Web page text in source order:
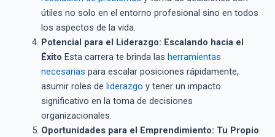
útiles no solo en el entorno profesional sino en todos
los aspectos de la vida.
Potencial para el Liderazgo: Escalando hacia el
Éxito Esta carrera te brinda las herramientas
necesarias para escalar posiciones rápidamente,
asumir roles de liderazgo y tener un impacto
significativo en la toma de decisiones
organizacionales.
Oportunidades para el Emprendimiento: Tu Propio